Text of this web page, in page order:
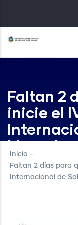
al
contenido
principal
Faltan 2
inicie el
Mental
Inicio -
Faltan 2 días para
Internacional de